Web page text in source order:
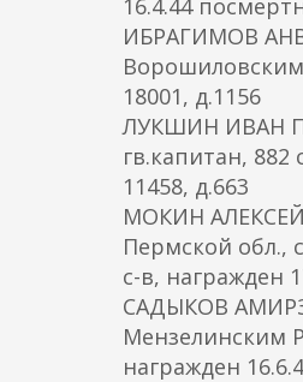
16.4.44
ИБРАГИМОВ
Ворошиловским
18001, д.1156
ЛУКШИН ИВАН
гв.капитан,
11458, д.663
МОКИН АЛЕКСЕЙ
Пермской обл.,
с-в, награжден
САДЫКОВ
Мензелинским
награжден